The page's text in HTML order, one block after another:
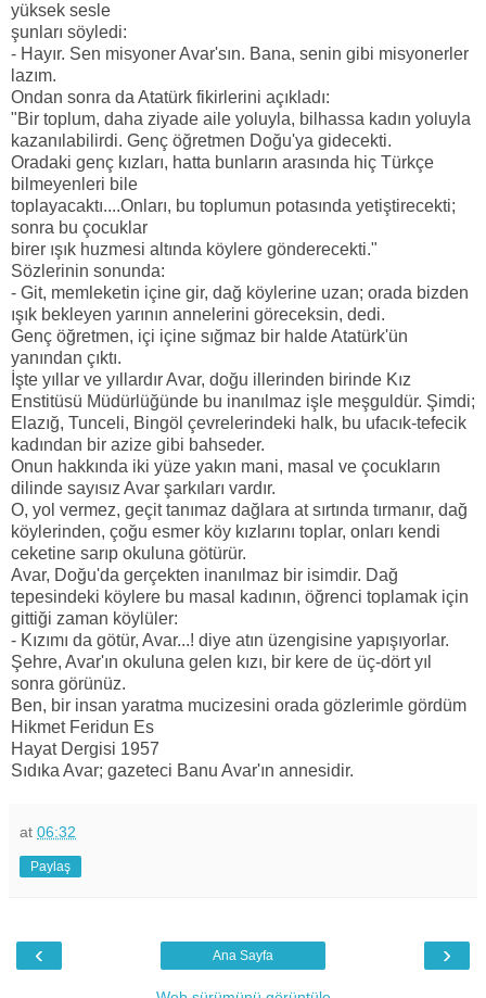
yüksek sesle
şunları söyledi:
- Hayır. Sen misyoner Avar'sın. Bana, senin gibi misyonerler
lazım.
Ondan sonra da Atatürk fikirlerini açıkladı:
"Bir toplum, daha ziyade aile yoluyla, bilhassa kadın yoluyla
kazanılabilirdi. Genç öğretmen Doğu'ya gidecekti.
Oradaki genç kızları, hatta bunların arasında hiç Türkçe
bilmeyenleri bile
toplayacaktı....Onları, bu toplumun potasında yetiştirecekti;
sonra bu çocuklar
birer ışık huzmesi altında köylere gönderecekti."
Sözlerinin sonunda:
- Git, memleketin içine gir, dağ köylerine uzan; orada bizden
ışık bekleyen yarının annelerini göreceksin, dedi.
Genç öğretmen, içi içine sığmaz bir halde Atatürk'ün
yanından çıktı.
İşte yıllar ve yıllardır Avar, doğu illerinden birinde Kız
Enstitüsü Müdürlüğünde bu inanılmaz işle meşguldür. Şimdi;
Elazığ, Tunceli, Bingöl çevrelerindeki halk, bu ufacık-tefecik
kadından bir azize gibi bahseder.
Onun hakkında iki yüze yakın mani, masal ve çocukların
dilinde sayısız Avar şarkıları vardır.
O, yol vermez, geçit tanımaz dağlara at sırtında tırmanır, dağ
köylerinden, çoğu esmer köy kızlarını toplar, onları kendi
ceketine sarıp okuluna götürür.
Avar, Doğu'da gerçekten inanılmaz bir isimdir. Dağ
tepesindeki köylere bu masal kadının, öğrenci toplamak için
gittiği zaman köylüler:
- Kızımı da götür, Avar...! diye atın üzengisine yapışıyorlar.
Şehre, Avar'ın okuluna gelen kızı, bir kere de üç-dört yıl
sonra görünüz.
Ben, bir insan yaratma mucizesini orada gözlerimle gördüm
Hikmet Feridun Es
Hayat Dergisi 1957
Sıdıka Avar; gazeteci Banu Avar'ın annesidir.
at 06:32
Paylaş
‹ ›
Ana Sayfa